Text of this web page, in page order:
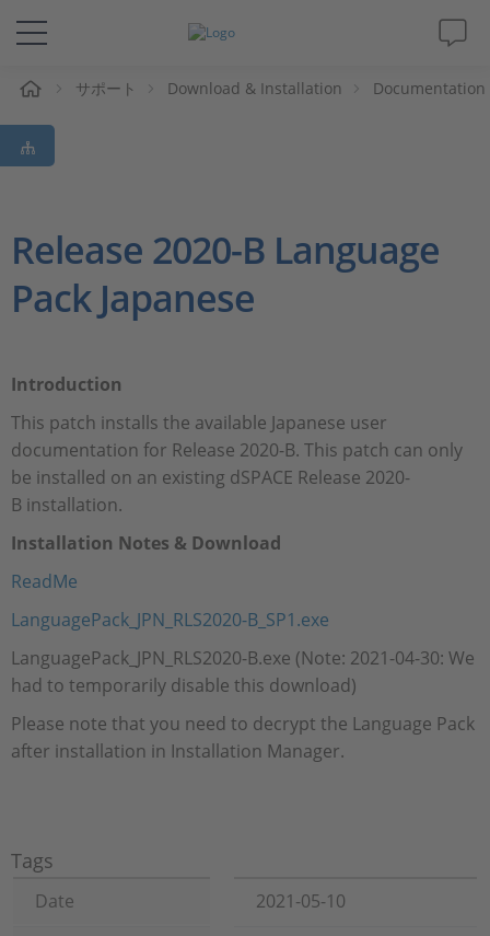
ソリューションと製品
サポート
Magazine
採用情報
サポート Download & Installation Documentation
Release 2020-B Language
Pack Japanese
Introduction
This patch installs the available Japanese user
documentation for Release 2020-B. This patch can only
be installed on an existing dSPACE Release 2020-
B installation.
Installation Notes & Download
ReadMe
LanguagePack_JPN_RLS2020-B_SP1.exe
LanguagePack_JPN_RLS2020-B.exe (Note: 2021-04-30: We
had to temporarily disable this download)
Please note that you need to decrypt the Language Pack
after installation in Installation Manager.
Tags
Date
2021-05-10